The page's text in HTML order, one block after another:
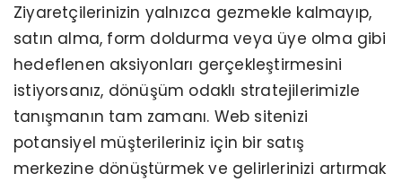
Ziyaretçilerinizin yalnızca gezmekle kalmayıp,
satın alma, form doldurma veya üye olma gibi
hedeflenen aksiyonları gerçekleştirmesini
istiyorsanız, dönüşüm odaklı stratejilerimizle
tanışmanın tam zamanı. Web sitenizi
potansiyel müşterileriniz için bir satış
merkezine dönüştürmek ve gelirlerinizi artırmak